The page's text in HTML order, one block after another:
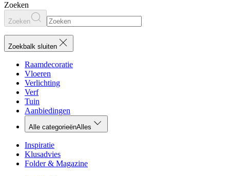
Zoeken
Zoeken
Zoekbalk sluiten
Raamdecoratie
Vloeren
Verlichting
Verf
Tuin
Aanbiedingen
Alle categorieënAlles
Inspiratie
Klusadvies
Folder & Magazine